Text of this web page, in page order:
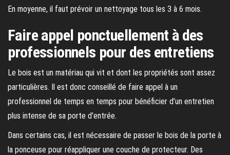
En moyenne, il faut prévoir un nettoyage tous les 3 à 6 mois.
Faire appel ponctuellement à des
professionnels pour des entretiens
Le bois est un matériau qui vit et dont les propriétés sont assez
particulières. Il est donc conseillé de faire appel à un
professionnel de temps en temps pour bénéficier d’un entretien
plus intense de sa porte d’entrée.
Dans certains cas, il est nécessaire de passer le bois de la porte à
la ponceuse pour réappliquer une couche de protecteur. Des